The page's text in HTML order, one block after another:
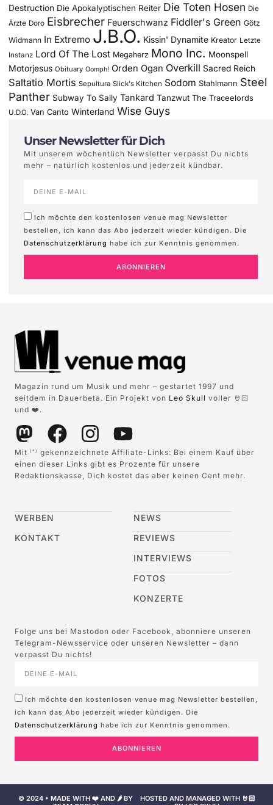
Destruction Die Apokalyptischen Reiter Die Toten Hosen Die
Ärzte Doro Eisbrecher Feuerschwanz Fiddler's Green Götz
Widmann In Extremo J.B.O. Kissin' Dynamite Kreator Letzte
Instanz Lord Of The Lost Megaherz Mono Inc. Moonspell
Motorjesus Obituary Oomph! Orden Ogan Overkill Sacred Reich
Saltatio Mortis Sepultura Slick's Kitchen Sodom Stahlmann Steel
Panther Subway To Sally Tankard Tanzwut The Traceelords
U.D.O. Van Canto Winterland Wise Guys
Unser Newsletter für Dich
Mit unserem wöchentlich Newsletter verpasst Du nichts
mehr – natürlich kostenlos und jederzeit kündbar.
Ich möchte den kostenlosen venue mag Newsletter
bestellen, ich kann das Abo jederzeit wieder kündigen. Die
Datenschutzerklärung habe ich zur Kenntnis genommen.
ABONNIEREN
Magazin rund um Musik und mehr – gestartet 1997 und
seitdem in Dauerbeta. Ein Projekt von Leo Skull voller 🤘🏻
und ❤️.
Mit (*)
gekennzeichnete Affiliate-Links: Bei einem Kauf über
einen dieser Links gibt es Prozente für unsere
Redaktionskasse, Dich kostet das aber keinen Cent mehr.
WERBEN
KONTAKT
NEWS
REVIEWS
INTERVIEWS
FOTOS
KONZERTE
Folge uns bei Mastodon oder Facebook, abonniere unseren
Telegram-Newsservice oder unseren Newsletter – dann
verpasst Du nichts!
Ich möchte den kostenlosen venue mag Newsletter bestellen,
ich kann das Abo jederzeit wieder kündigen. Die
Datenschutzerklärung habe ich zur Kenntnis genommen.
ABONNIEREN
© 2024 • MADE WITH ❤️ AND 🌶️ BY
HOSTED AND MANAGED WITH 🤘🏻